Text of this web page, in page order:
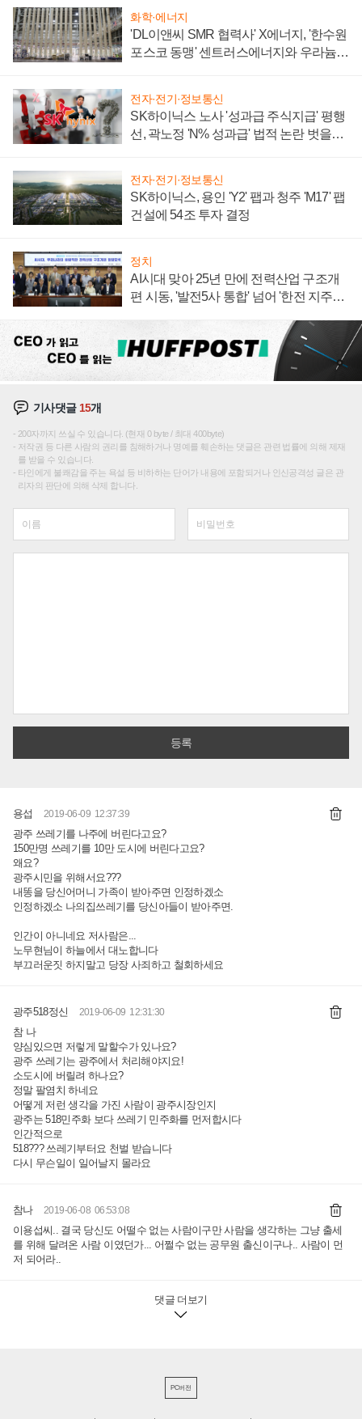
화학·에너지
'DL이앤씨 SMR 협력사' X에너지, '한수원
포스코 동맹' 센트러스에너지와 우라늄
전자·전기·정보통신
SK하이닉스 노사 '성과급 주식지급' 평행
선, 곽노정 'N% 성과급' 법적 논란 벗을지
전자·전기·정보통신
SK하이닉스, 용인 'Y2' 팹과 청주 'M17' 팹
건설에 54조 투자 결정
정치
AI시대 맞아 25년 만에 전력산업 구조개
편 시동, '발전5사 통합' 넘어 '한전 지주사'
기사댓글 15개
200자까지 쓰실 수 있습니다. (현재 0 byte / 최대 400byte)
저작권 등 다른 사람의 권리를 침해하거나 명예를 훼손하는 댓글은 관련 법률에 의해 제재
를 받을 수 있습니다.
타인에게 불쾌감을 주는 욕설 등 비하하는 단어가 내용에 포함되거나 인신공격성 글은 관
리자의 판단에 의해 삭제 합니다.
용섭 2019-06-09 12:37:39
광주 쓰레기를 나주에 버린다고요?
150만명 쓰레기를 10만 도시에 버린다고요?
왜요?
광주시민을 위해서요???
내똥을 당신어머니 가족이 받아주면 인정하겠소
인정하겠소 나의집쓰레기를 당신아들이 받아주면.
인간이 아니네요 저사람은...
노무현님이 하늘에서 대노합니다
부끄러운짓 하지말고 당장 사죄하고 철회하세요
광주518정신 2019-06-09 12:31:30
참 나
양심있으면 저렇게 말할수가 있나요?
광주 쓰레기는 광주에서 처리해야지요!
소도시에 버릴려 하나요?
정말 팔염치 하네요
어떻게 저런 생각을 가진 사람이 광주시장인지
광주는 518민주화 보다 쓰레기 민주화를 먼저합시다
인간적으로
518??? 쓰레기부터요 천벌 받습니다
다시 무슨일이 일어날지 몰라요
참나 2019-06-08 06:53:08
이용섭씨.. 결국 당신도 어떨수 없는 사람이구만 사람을 생각하는 그냥 출세
를 위해 달려온 사람 이였던가... 어쩔수 없는 공무원 출신이구나.. 사람이 먼
저 되어라..
댓글 더보기
PC버전